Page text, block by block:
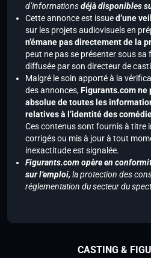
d’informationsdéjà disponibles
Cette annonce est issued’une
sur les projets audiovisuels en
n’émane pas directement de la
peut ne pas se présenter sous sa
diffusée par son directeur de
Malgré le soin apporté à la
des annonces,Figurants.com ne
absolue de toutes les
relatives à l’identité des
Ces contenus sont fournis à titre
corrigés ou mis à jour à tout
inexactitude est signalée.
Figurants.com opère en
sur l’emploi, la protection des
réglementation du secteur du
CASTING &